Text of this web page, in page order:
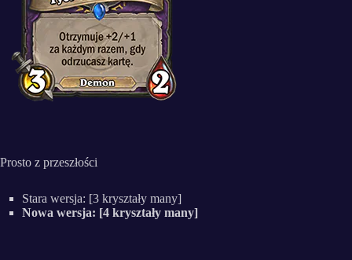
Prosto z przeszłości
Stara wersja: [3 kryształy many]
Nowa wersja: [4 kryształy many]